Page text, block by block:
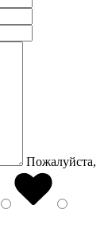
Пожалуйста,